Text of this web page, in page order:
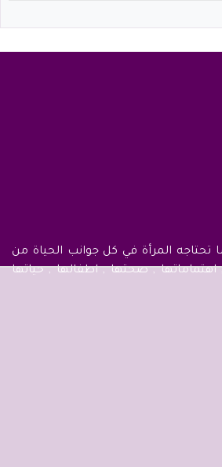
المرأة في كل جوانب الحياة من
, صحتها , اطفالها , حياتها